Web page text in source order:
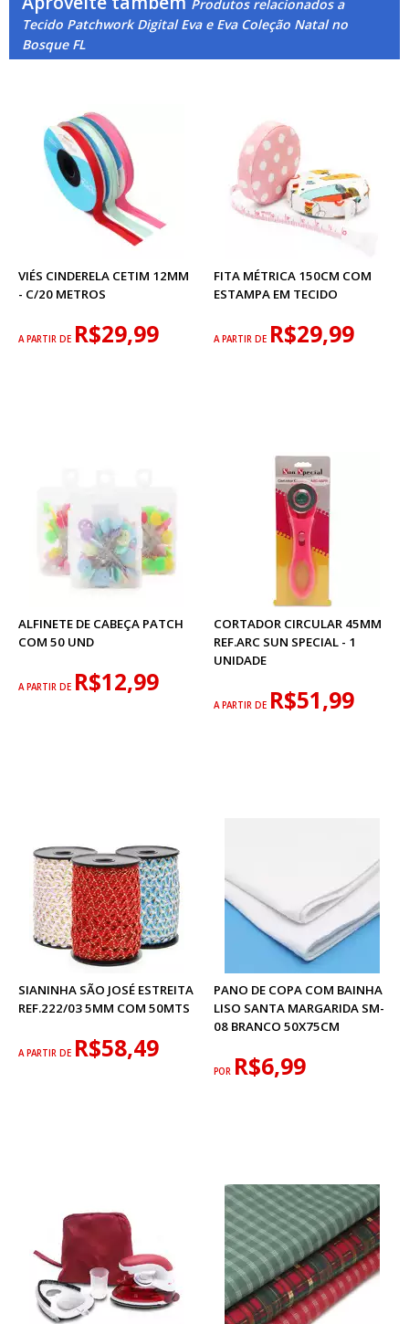
Produtos relacionados a
Tecido Patchwork Digital Eva e Eva Coleção Natal no
Bosque FL
VIÉS CINDERELA CETIM 12MM
- C/20 METROS
A PARTIR DE R$29,99
FITA MÉTRICA 150CM COM
ESTAMPA EM TECIDO
A PARTIR DE R$29,99
ALFINETE DE CABEÇA PATCH
COM 50 UND
A PARTIR DE R$12,99
CORTADOR CIRCULAR 45MM
REF.ARC SUN SPECIAL - 1
UNIDADE
A PARTIR DE R$51,99
SIANINHA SÃO JOSÉ ESTREITA
REF.222/03 5MM COM 50MTS
A PARTIR DE R$58,49
PANO DE COPA COM BAINHA
LISO SANTA MARGARIDA SM-
08 BRANCO 50X75CM
POR R$6,99